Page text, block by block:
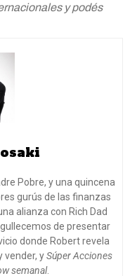
y podés
Pobre, y una quincena
gurús de las finanzas
alianza con Rich Dad
de presentar
donde Robert revela
vender, ySúper Acciones
semanal.